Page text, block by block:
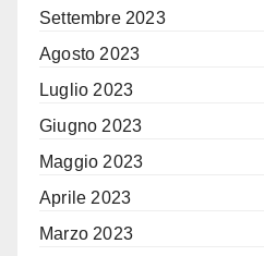
Settembre 2023
Agosto 2023
Luglio 2023
Giugno 2023
Maggio 2023
Aprile 2023
Marzo 2023